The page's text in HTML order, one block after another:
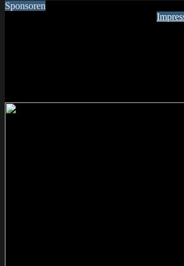
Sponsoren